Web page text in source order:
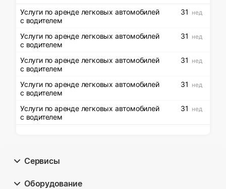
Услуги по аренде легковых автомобилей
с водителем
31 нед
Услуги по аренде легковых автомобилей
с водителем
31 нед
Услуги по аренде легковых автомобилей
с водителем
31 нед
Услуги по аренде легковых автомобилей
с водителем
31 нед
Услуги по аренде легковых автомобилей
с водителем
31 нед
Сервисы
Оборудование